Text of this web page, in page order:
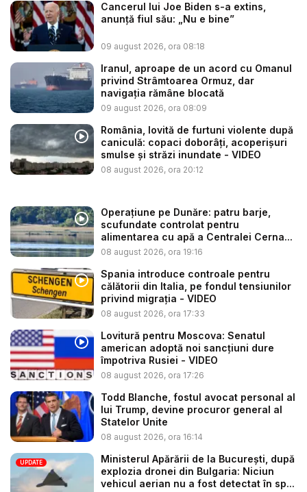
Cancerul lui Joe Biden s-a extins,
anunță fiul său: „Nu e bine”
09 august 2026, ora 08:18
Iranul, aproape de un acord cu Omanul
privind Strâmtoarea Ormuz, dar
navigația rămâne blocată
09 august 2026, ora 08:09
România, lovită de furtuni violente după
caniculă: copaci doborâți, acoperișuri
smulse și străzi inundate - VIDEO
08 august 2026, ora 20:12
Operațiune pe Dunăre: patru barje,
scufundate controlat pentru
alimentarea cu apă a Centralei Cerna...
08 august 2026, ora 19:16
Spania introduce controale pentru
călătorii din Italia, pe fondul tensiunilor
privind migrația - VIDEO
08 august 2026, ora 17:33
Lovitură pentru Moscova: Senatul
american adoptă noi sancțiuni dure
împotriva Rusiei - VIDEO
08 august 2026, ora 17:26
Todd Blanche, fostul avocat personal al
lui Trump, devine procuror general al
Statelor Unite
08 august 2026, ora 16:14
UPDATE
Ministerul Apărării de la București, după
explozia dronei din Bulgaria: Niciun
vehicul aerian nu a fost detectat în sp...